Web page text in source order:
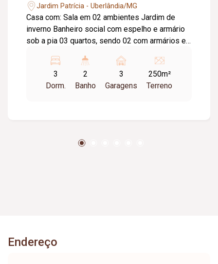
Jardim Patrícia - Uberlândia/MG
Casa com: Sala em 02 ambientes Jardim de
inverno Banheiro social com espelho e armário
sob a pia 03 quartos, sendo 02 com armários e
com espelho e box blindex Cozinha planejada
com armários Área de serviços coberta Varanda
Banheiro externo Interfone 03 vagas de
3
Dorm.
2
Banho
3
Garagens
250m²
Terreno
Endereço